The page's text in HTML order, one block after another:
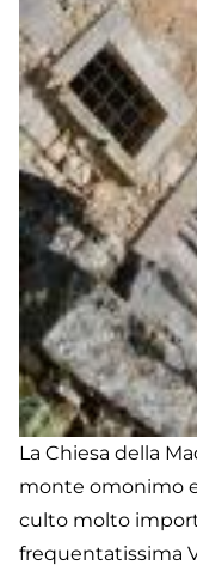
La Chiesa della
monte omonimo
culto molto
frequentatissima